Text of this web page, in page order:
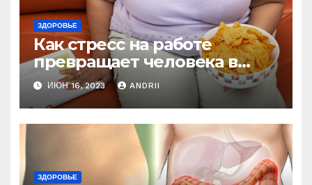
ЗДОРОВЬЕ
Как стресс на работе
превращает человека в
колобка! Так вот в чем дело!
ИЮН 16, 2023 ANDRII
ЗДОРОВЬЕ